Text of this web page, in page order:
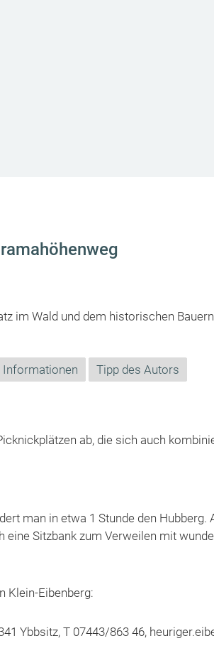
im Wald und dem historischen
Informationen Tipp des Autors
ab, die sich auch
man in etwa 1 Stunde den Hubberg.
eine Sitzbank zum Verweilen mit
Klein-Eibenberg:
Ybbsitz, T 07443/863 46,